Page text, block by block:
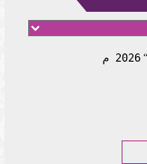
2026 م